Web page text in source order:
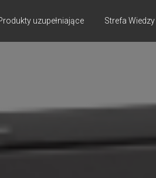
uzupełniające Strefa Wiedzy